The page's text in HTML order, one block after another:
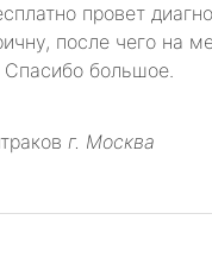
провет
после чего на
Спасибо большое.
г. Москва